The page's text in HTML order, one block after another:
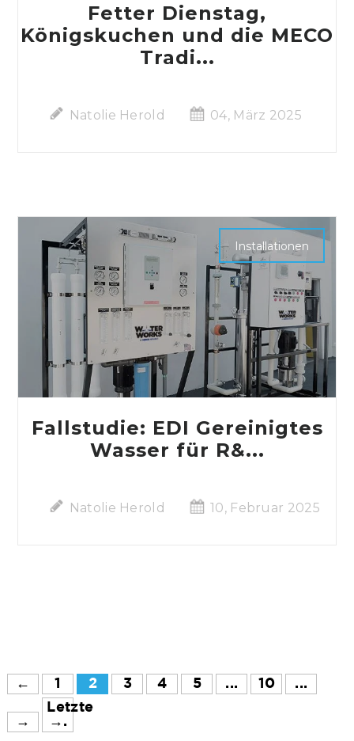
Fetter Dienstag,
Königskuchen und die MECO
Tradi...
Natolie Herold 04, März 2025
Installationen
Fallstudie: EDI Gereinigtes
Wasser für R&...
Natolie Herold 10, Februar 2025
← 1 2 3 4 5 ... 10 ...
→
Letzte
→.